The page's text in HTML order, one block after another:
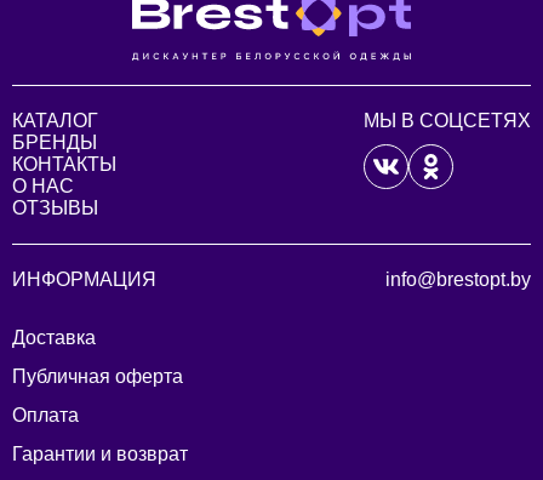
КАТАЛОГ
БРЕНДЫ
КОНТАКТЫ
О НАС
ОТЗЫВЫ
МЫ В СОЦСЕТЯХ
ИНФОРМАЦИЯ
Доставка
Публичная оферта
Оплата
Гарантии и возврат
info@brestopt.by